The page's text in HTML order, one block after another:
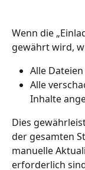
Wenn die
gewährt wird,
Alle
Alle
Inhalte
Dies
der gesamten
manuelle
erforderlich